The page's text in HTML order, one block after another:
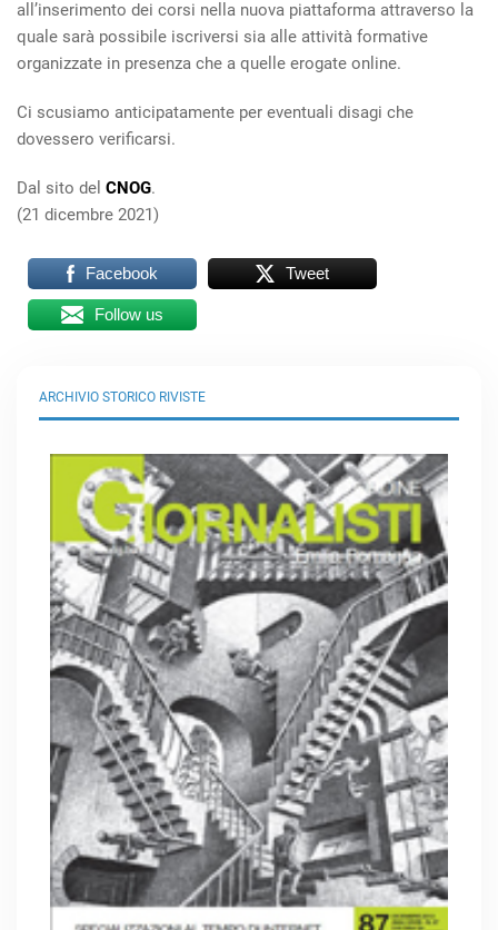
all’inserimento dei corsi nella nuova piattaforma attraverso la
quale sarà possibile iscriversi sia alle attività formative
organizzate in presenza che a quelle erogate online.
Ci scusiamo anticipatamente per eventuali disagi che
dovessero verificarsi.
Dal sito del CNOG.
(21 dicembre 2021)
Facebook Tweet
Follow us
ARCHIVIO STORICO RIVISTE